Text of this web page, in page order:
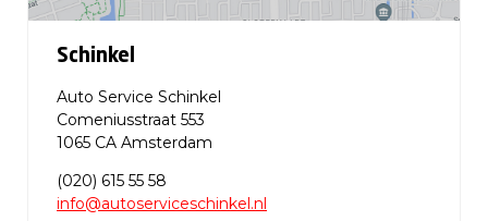
Schinkel
Auto Service Schinkel
Comeniusstraat 553
1065 CA Amsterdam
(020) 615 55 58
info@autoserviceschinkel.nl